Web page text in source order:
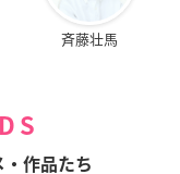
斉藤壮馬
作品たち